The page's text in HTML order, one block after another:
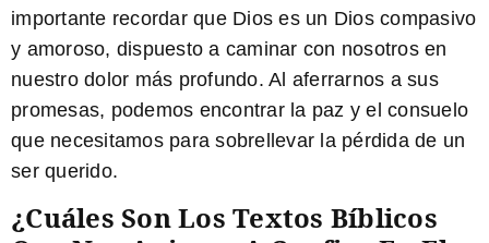
importante recordar que Dios es un Dios compasivo
y amoroso, dispuesto a caminar con nosotros en
nuestro dolor más profundo. Al aferrarnos a sus
promesas, podemos encontrar la paz y el consuelo
que necesitamos para sobrellevar la pérdida de un
ser querido.
¿Cuáles Son Los Textos Bíblicos